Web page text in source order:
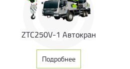
ZTC250V-1 Автокран
Подробнее